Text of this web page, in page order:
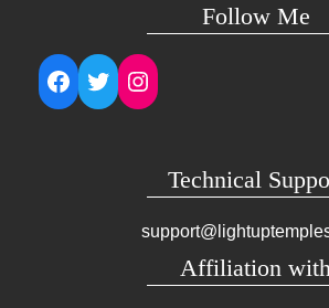
Follow Me
Facebook
TwitterInstagram
Technical
Affiliation